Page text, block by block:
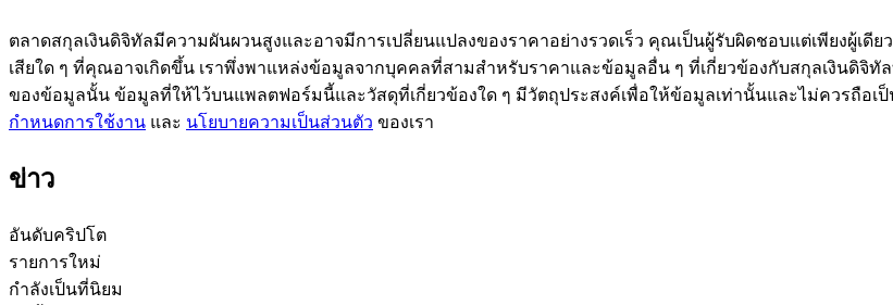
คัดลอกการซื้อขาย
ตลาดสกุลเงินดิจิทัลมีความผันผวนสูงและอาจมีการเปลี่ยนแปลงของราคาอย่างรวดเร็ว คุณเป็นผู้รับผิดชอบแต่เพียงผู้เ
เสียใด ๆ ที่คุณอาจเกิดขึ้น เราพึ่งพาแหล่งข้อมูลจากบุคคลที่สามสำหรับราคาและข้อมูลอื่น ๆ ที่เกี่ยวข้องกับสกุลเงินดิจิ
ของข้อมูลนั้น ข้อมูลที่ให้ไว้บนแพลตฟอร์มนี้และวัสดุที่เกี่ยวข้องใด ๆ มีวัตถุประสงค์เพื่อให้ข้อมูลเท่านั้นและไม่ควรถือเ
กำหนดการใช้งาน และ นโยบายความเป็นส่วนตัว ของเรา
ข่าว
อันดับคริปโต
รายการใหม่
กำลังเป็นที่นิยม